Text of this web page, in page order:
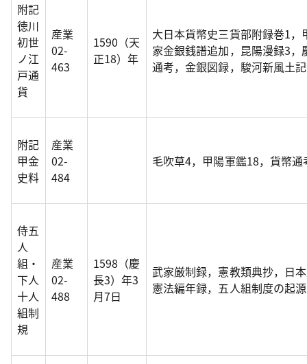
附記
徳川
初世
ノ江
戸通
貨
産業
02-
463
1590（天
正18）年
大日本貨幣史三貨部附録巻1
家金銀銭譜追加，昆陽漫録3
通考，金銀図録，駿河新風土
附記
甲金
史料
産業
02-
484
毛吹草4，甲陽軍鑑18，貨幣
侍五
人
組・
下人
十人
組制
規
産業
02-
488
1598（慶
長3）年3
月7日
武家厳制録，憲教類典抄，日
憲法編年録，五人組制度の起